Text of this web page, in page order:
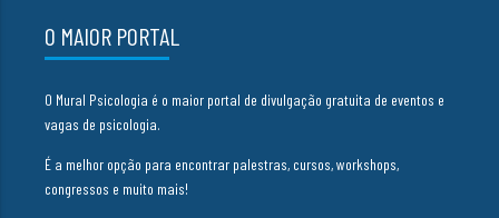
O MAIOR PORTAL
O Mural Psicologia é o maior portal de divulgação gratuita de eventos e
vagas de psicologia.
É a melhor opção para encontrar palestras, cursos, workshops,
congressos e muito mais!